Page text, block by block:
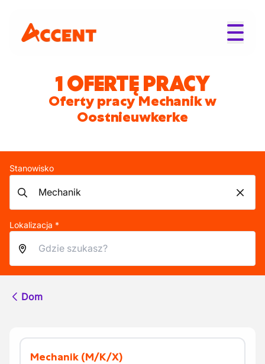
1 OFERTĘ PRACY
Oferty pracy Mechanik w
Oostnieuwkerke
Stanowisko
Lokalizacja *
Dom
Mechanik (M/K/X)